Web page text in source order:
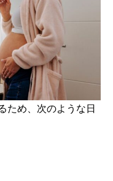
ため、次のような日